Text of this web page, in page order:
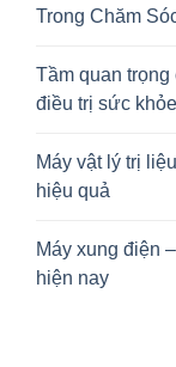
Trong Chăm
Tầm quan
điều trị sức khỏe
Máy vật lý trị
hiệu quả
Máy xung điện
hiện nay